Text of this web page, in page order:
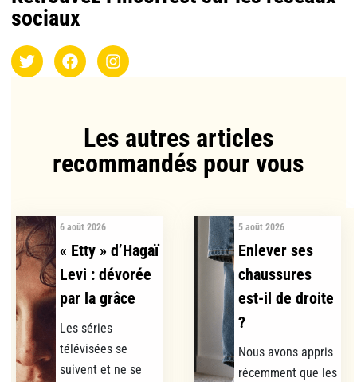
sociaux
Les autres articles
recommandés pour vous​
6 août 2026
« Etty » d’Hagaï
Levi : dévorée
par la grâce
Les séries
télévisées se
suivent et ne se
5 août 2026
Enlever ses
chaussures
est-il de droite
?
Nous avons appris
récemment que les